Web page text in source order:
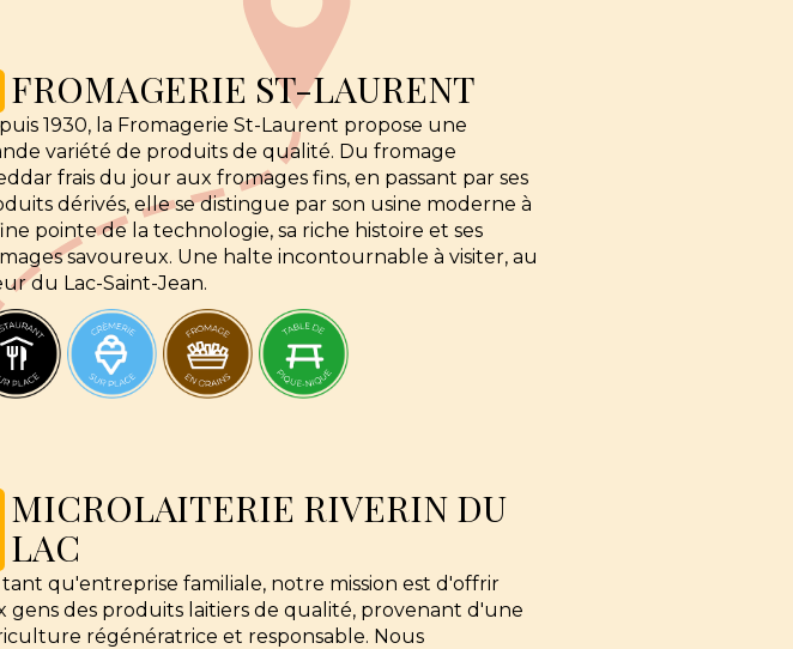
FROMAGERIE ST-LAURENT
1930, la Fromagerie St-Laurent propose une
variété de produits de qualité. Du fromage
frais du jour aux fromages fins, en passant par ses
dérivés, elle se distingue par son usine moderne à
pointe de la technologie, sa riche histoire et ses
savoureux. Une halte incontournable à visiter, au
du Lac-Saint-Jean.
MICROLAITERIE RIVERIN DU
LAC
tant qu'entreprise familiale, notre mission est d'offrir
gens des produits laitiers de qualité, provenant d'une
régénératrice et responsable. Nous